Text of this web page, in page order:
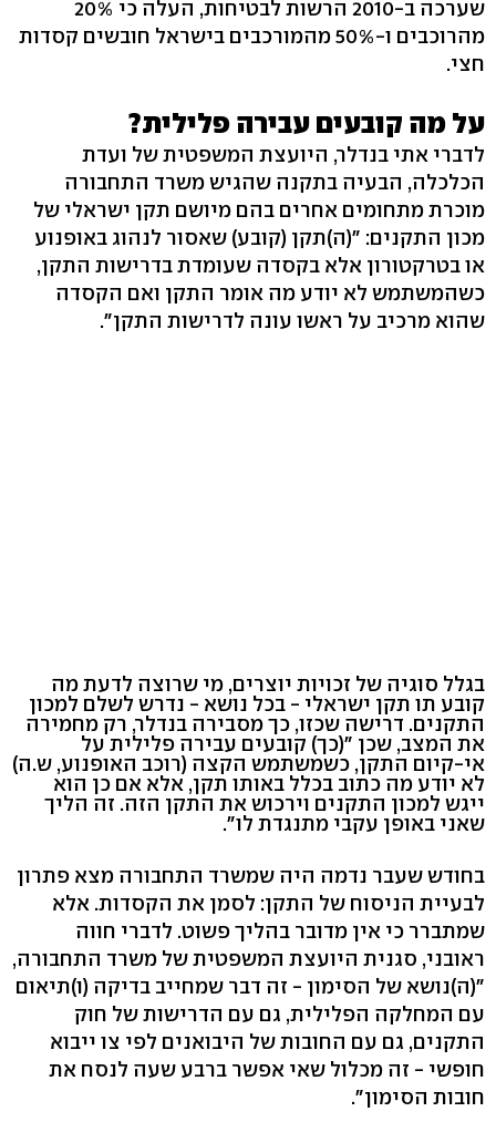
שערכה ב-2010 הרשות לבטיחות, העלה כי 20%
מהרוכבים ו-50% מהמורכבים בישראל חובשים קסדות
חצי.
על מה קובעים עבירה פלילית?
לדברי אתי בנדלר, היועצת המשפטית של ועדת
הכלכלה, הבעיה בתקנה שהגיש משרד התחבורה
מוכרת מתחומים אחרים בהם מיושם תקן ישראלי של
מכון התקנים: "(ה)תקן (קובע) שאסור לנהוג באופנוע
או בטרקטורון אלא בקסדה שעומדת בדרישות התקן,
כשהמשתמש לא יודע מה אומר התקן ואם הקסדה
שהוא מרכיב על ראשו עונה לדרישות התקן".
בגלל סוגיה של זכויות יוצרים, מי שרוצה לדעת מה
קובע תו תקן ישראלי - בכל נושא - נדרש לשלם למכון
התקנים. דרישה שכזו, כך מסבירה בנדלר, רק מחמירה
את המצב, שכן "(כך) קובעים עבירה פלילית על
אי-קיום התקן, כשמשתמש הקצה (רוכב האופנוע, ש.ה)
לא יודע מה כתוב בכלל באותו תקן, אלא אם כן הוא
ייגש למכון התקנים וירכוש את התקן הזה. זה הליך
שאני באופן עקבי מתנגדת לו".
בחודש שעבר נדמה היה שמשרד התחבורה מצא פתרון
לבעיית הניסוח של התקן: לסמן את הקסדות. אלא
שמתברר כי אין מדובר בהליך פשוט. לדברי חווה
ראובני, סגנית היועצת המשפטית של משרד התחבורה,
"(ה)נושא של הסימון - זה דבר שמחייב בדיקה (ו)תיאום
עם המחלקה הפלילית, גם עם הדרישות של חוק
התקנים, גם עם החובות של היבואנים לפי צו ייבוא
חופשי - זה מכלול שאי אפשר ברבע שעה לנסח את
חובות הסימון".